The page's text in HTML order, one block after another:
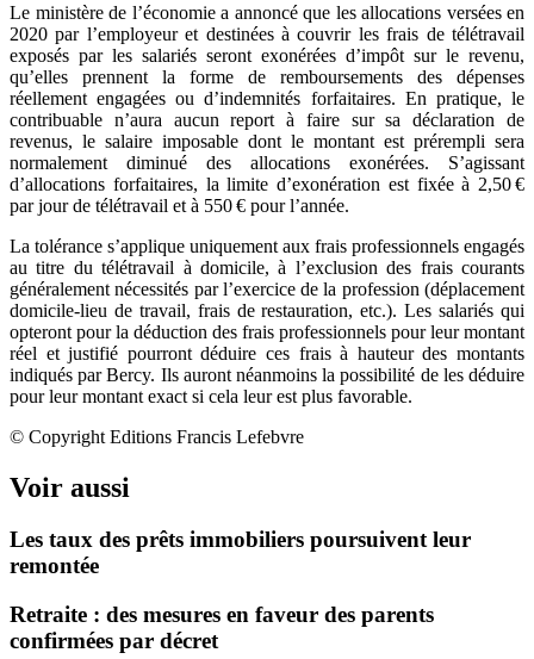
Le ministère de l’économie a annoncé que les allocations versées en
2020 par l’employeur et destinées à couvrir les frais de télétravail
exposés par les salariés seront exonérées d’impôt sur le revenu,
qu’elles prennent la forme de remboursements des dépenses
réellement engagées ou d’indemnités forfaitaires. En pratique, le
contribuable n’aura aucun report à faire sur sa déclaration de
revenus, le salaire imposable dont le montant est prérempli sera
normalement diminué des allocations exonérées. S’agissant
d’allocations forfaitaires, la limite d’exonération est fixée à 2,50 €
par jour de télétravail et à 550 € pour l’année.
La tolérance s’applique uniquement aux frais professionnels engagés
au titre du télétravail à domicile, à l’exclusion des frais courants
généralement nécessités par l’exercice de la profession (déplacement
domicile-lieu de travail, frais de restauration, etc.). Les salariés qui
opteront pour la déduction des frais professionnels pour leur montant
réel et justifié pourront déduire ces frais à hauteur des montants
indiqués par Bercy. Ils auront néanmoins la possibilité de les déduire
pour leur montant exact si cela leur est plus favorable.
© Copyright Editions Francis Lefebvre
Voir aussi
Les taux des prêts immobiliers poursuivent leur
remontée
Retraite : des mesures en faveur des parents
confirmées par décret